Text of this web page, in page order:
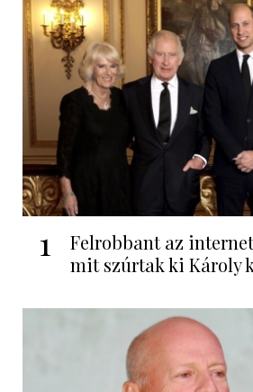
1
Felrobbant az
mit szúrtak ki Károly